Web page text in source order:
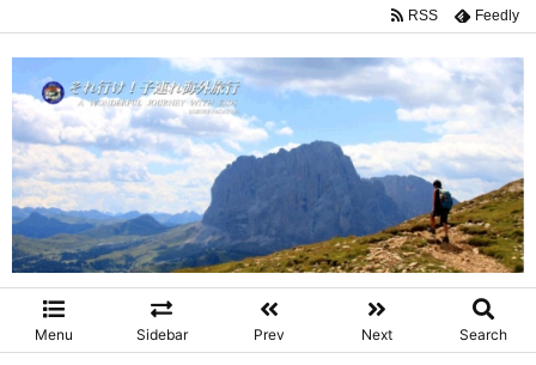
Menu Sidebar Prev Next Search
RSS Feedly